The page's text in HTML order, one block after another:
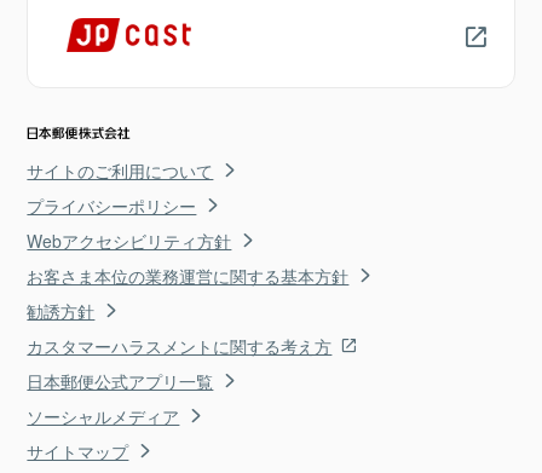
サイトのご利用について
プライバシーポリシー
Webアクセシビリティ方針
お客さま本位の業務運営に関する基本方針
勧誘方針
カスタマーハラスメントに関する考え方
日本郵便公式アプリ一覧
ソーシャルメディア
サイトマップ